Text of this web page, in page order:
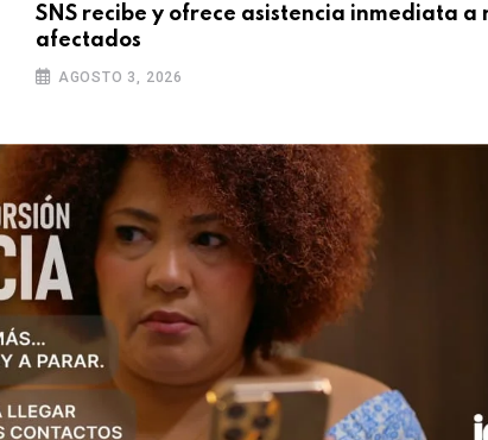
SNS recibe y ofrece asistencia inmediata a
afectados
AGOSTO 3, 2026